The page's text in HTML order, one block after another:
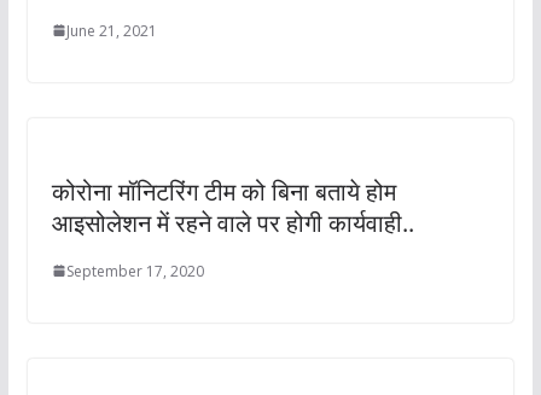
June 21, 2021
कोरोना मॉनिटरिंग टीम को बिना बताये होम
आइसोलेशन में रहने वाले पर होगी कार्यवाही..
September 17, 2020